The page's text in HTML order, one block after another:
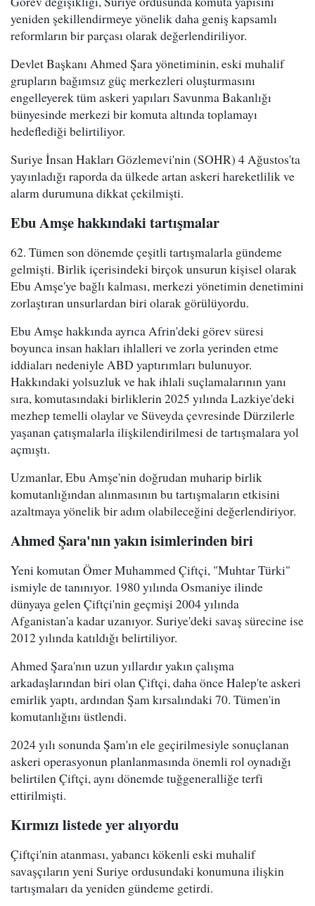
yeniden şekillendirmeye yönelik daha geniş kapsamlı
reformların bir parçası olarak değerlendiriliyor.
Devlet Başkanı Ahmed Şara yönetiminin, eski muhalif
grupların bağımsız güç merkezleri oluşturmasını
engelleyerek tüm askeri yapıları Savunma Bakanlığı
bünyesinde merkezi bir komuta altında toplamayı
hedeflediği belirtiliyor.
Suriye İnsan Hakları Gözlemevi'nin (SOHR) 4 Ağustos'ta
yayınladığı raporda da ülkede artan askeri hareketlilik ve
alarm durumuna dikkat çekilmişti.
Ebu Amşe hakkındaki tartışmalar
62. Tümen son dönemde çeşitli tartışmalarla gündeme
gelmişti. Birlik içerisindeki birçok unsurun kişisel olarak
Ebu Amşe'ye bağlı kalması, merkezi yönetimin denetimini
zorlaştıran unsurlardan biri olarak görülüyordu.
Ebu Amşe hakkında ayrıca Afrin'deki görev süresi
boyunca insan hakları ihlalleri ve zorla yerinden etme
iddiaları nedeniyle ABD yaptırımları bulunuyor.
Hakkındaki yolsuzluk ve hak ihlali suçlamalarının yanı
sıra, komutasındaki birliklerin 2025 yılında Lazkiye'deki
mezhep temelli olaylar ve Süveyda çevresinde Dürzilerle
yaşanan çatışmalarla ilişkilendirilmesi de tartışmalara yol
açmıştı.
Uzmanlar, Ebu Amşe'nin doğrudan muharip birlik
komutanlığından alınmasının bu tartışmaların etkisini
azaltmaya yönelik bir adım olabileceğini değerlendiriyor.
Ahmed Şara'nın yakın isimlerinden biri
Yeni komutan Ömer Muhammed Çiftçi, "Muhtar Türki"
ismiyle de tanınıyor. 1980 yılında Osmaniye ilinde
dünyaya gelen Çiftçi'nin geçmişi 2004 yılında
Afganistan'a kadar uzanıyor. Suriye'deki savaş sürecine ise
2012 yılında katıldığı belirtiliyor.
Ahmed Şara'nın uzun yıllardır yakın çalışma
arkadaşlarından biri olan Çiftçi, daha önce Halep'te askeri
emirlik yaptı, ardından Şam kırsalındaki 70. Tümen'in
komutanlığını üstlendi.
2024 yılı sonunda Şam'ın ele geçirilmesiyle sonuçlanan
askeri operasyonun planlanmasında önemli rol oynadığı
belirtilen Çiftçi, aynı dönemde tuğgeneralliğe terfi
ettirilmişti.
Kırmızı listede yer alıyordu
Çiftçi'nin atanması, yabancı kökenli eski muhalif
savaşçıların yeni Suriye ordusundaki konumuna ilişkin
tartışmaları da yeniden gündeme getirdi.